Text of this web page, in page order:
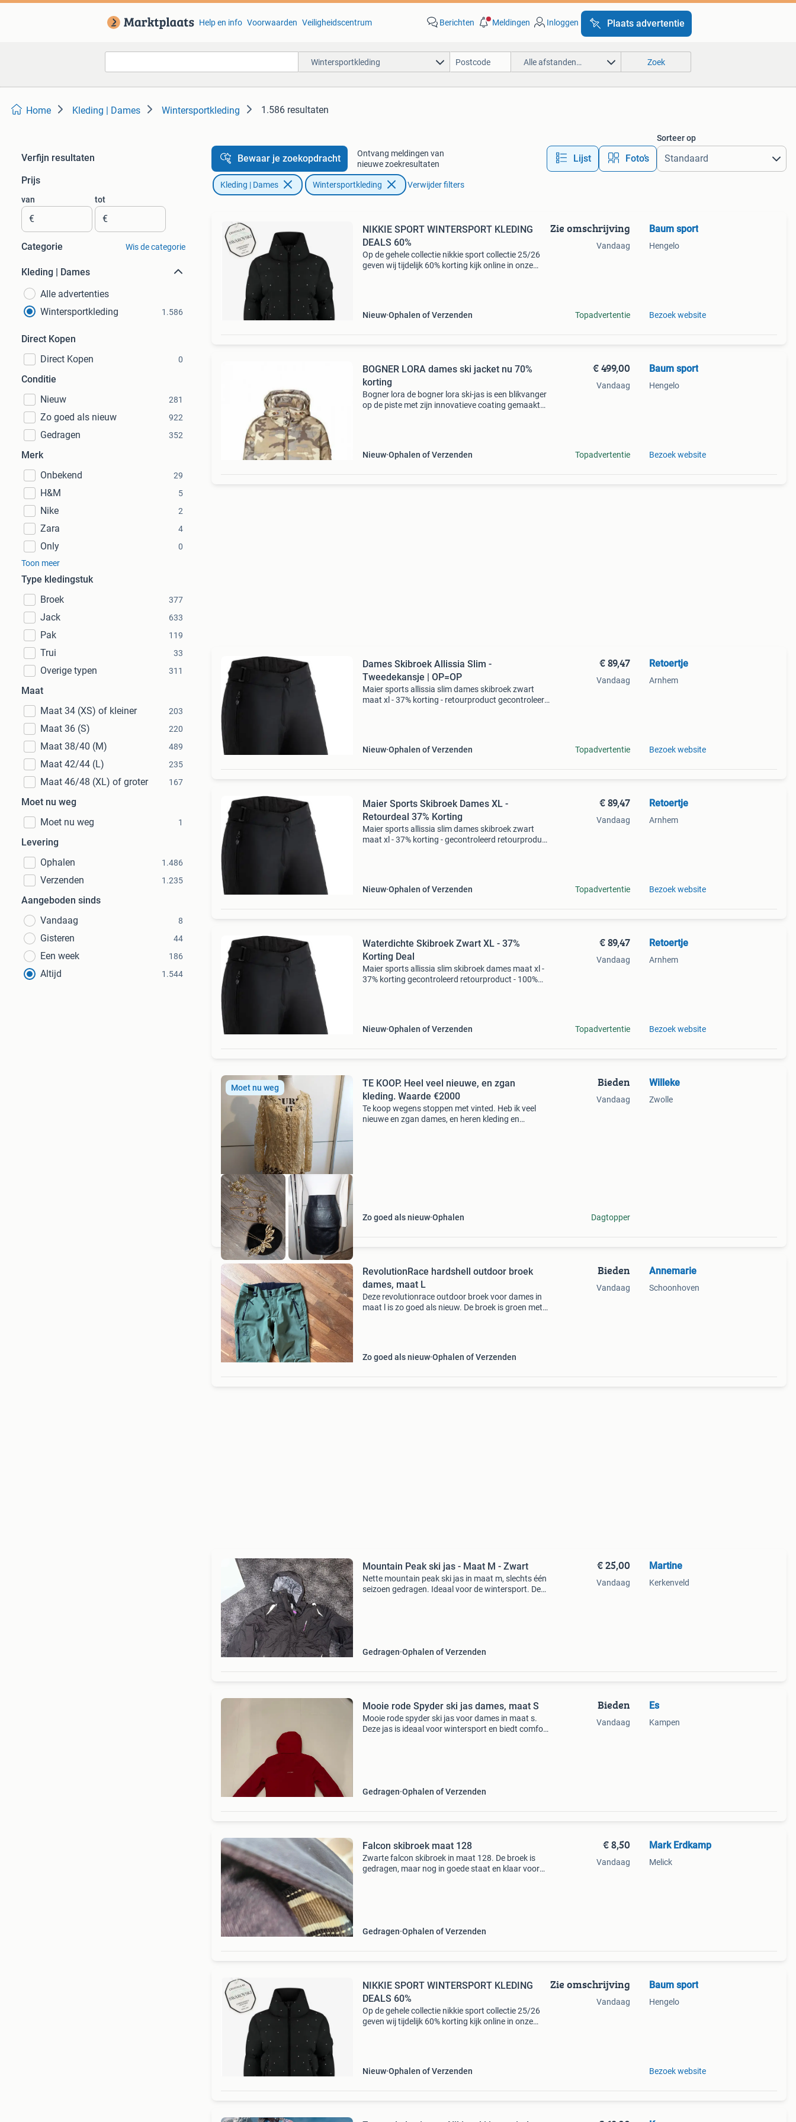
Help en info Voorwaarden Veiligheidscentrum Berichten Meldingen Inloggen Plaats advertentie
Wintersportkleding Alle afstanden… Zoek
Home Kleding | Dames Wintersportkleding 1.586 resultaten
Verfijn resultaten
Prijs
van
€
tot
€
Categorie Wis de categorie
Kleding | Dames
Alle advertenties
Wintersportkleding
1.586
Direct Kopen
Direct Kopen
0
Conditie
Nieuw
281
Zo goed als nieuw 922
Gedragen 352
Merk
Onbekend
29
H&M 5
Nike 2
Zara 4
Only
0
Toon meer
Type kledingstuk
Broek
377
Jack 633
Pak 119
Trui 33
Overige typen 311
Maat
Maat 34 (XS) of kleiner
203
Maat 36 (S) 220
Maat 38/40 (M) 489
Maat 42/44 (L) 235
Maat 46/48 (XL) of groter 167
Moet nu weg
Moet nu weg
1
Levering
Ophalen
1.486
Verzenden 1.235
Aangeboden sinds
Vandaag
8
Gisteren 44
Een week 186
Altijd 1.544
Bewaar je zoekopdracht
Ontvang meldingen van
nieuwe zoekresultaten
Lijst Foto’s
Sorteer op
Kleding | Dames Wintersportkleding Verwijder filters
NIKKIE SPORT WINTERSPORT KLEDING
DEALS 60%
Op de gehele collectie nikkie sport collectie 25/26
geven wij tijdelijk 60% korting kijk online in onze
Nieuw Ophalen of Verzenden
Zie omschrijving
Vandaag
Topadvertentie
Baum sport
Hengelo
Bezoek website
BOGNER LORA dames ski jacket nu 70%
korting
Bogner lora de bogner lora ski-jas is een blikvanger
op de piste met zijn innovatieve coating gemaakt
Nieuw Ophalen of Verzenden
€ 499,00
Vandaag
Topadvertentie
Baum sport
Hengelo
Bezoek website
Dames Skibroek Allissia Slim -
Tweedekansje | OP=OP
Maier sports allissia slim dames skibroek zwart
maat xl - 37% korting - retourproduct gecontroleerd
Nieuw Ophalen of Verzenden
€ 89,47
Vandaag
Topadvertentie
Retoertje
Arnhem
Bezoek website
Maier Sports Skibroek Dames XL -
Retourdeal 37% Korting
Maier sports allissia slim dames skibroek zwart
maat xl - 37% korting - gecontroleerd retourproduct
Nieuw Ophalen of Verzenden
€ 89,47
Vandaag
Topadvertentie
Retoertje
Arnhem
Bezoek website
Waterdichte Skibroek Zwart XL - 37%
Korting Deal
Maier sports allissia slim skibroek dames maat xl -
37% korting gecontroleerd retourproduct - 100%
Nieuw Ophalen of Verzenden
€ 89,47
Vandaag
Topadvertentie
Retoertje
Arnhem
Bezoek website
Moet nu weg
TE KOOP. Heel veel nieuwe, en zgan
kleding. Waarde €2000
Te koop wegens stoppen met vinted. Heb ik veel
nieuwe en zgan dames, en heren kleding en
Zo goed als nieuw Ophalen
Bieden
Vandaag
Dagtopper
Willeke
Zwolle
RevolutionRace hardshell outdoor broek
dames, maat L
Deze revolutionrace outdoor broek voor dames in
maat l is zo goed als nieuw. De broek is groen met
Zo goed als nieuw Ophalen of Verzenden
Bieden
Vandaag
Annemarie
Schoonhoven
Mountain Peak ski jas - Maat M - Zwart
Nette mountain peak ski jas in maat m, slechts één
seizoen gedragen. Ideaal voor de wintersport. De
Gedragen Ophalen of Verzenden
€ 25,00
Vandaag
Martine
Kerkenveld
Mooie rode Spyder ski jas dames, maat S
Mooie rode spyder ski jas voor dames in maat s.
Deze jas is ideaal voor wintersport en biedt comfort
Gedragen Ophalen of Verzenden
Bieden
Vandaag
Es
Kampen
Falcon skibroek maat 128
Zwarte falcon skibroek in maat 128. De broek is
gedragen, maar nog in goede staat en klaar voor
Gedragen Ophalen of Verzenden
€ 8,50
Vandaag
Mark Erdkamp
Melick
NIKKIE SPORT WINTERSPORT KLEDING
DEALS 60%
Op de gehele collectie nikkie sport collectie 25/26
geven wij tijdelijk 60% korting kijk online in onze
Nieuw Ophalen of Verzenden
Zie omschrijving
Vandaag
Baum sport
Hengelo
Bezoek website